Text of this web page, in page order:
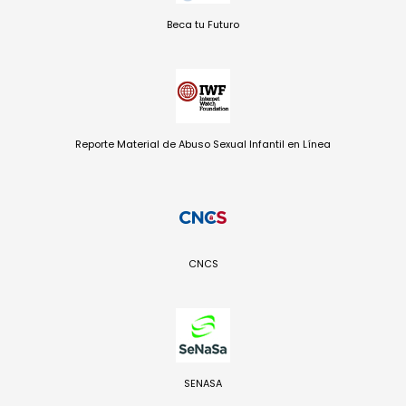
Beca tu Futuro
Reporte Material de Abuso Sexual Infantil en Línea
CNCS
SENASA